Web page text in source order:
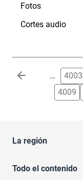
Fotos
Cortes audio
Paginación … 4003
4009
La región
Todo el contenido